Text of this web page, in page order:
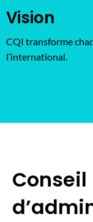
Vision
CQI transforme
l’international.
Conseil